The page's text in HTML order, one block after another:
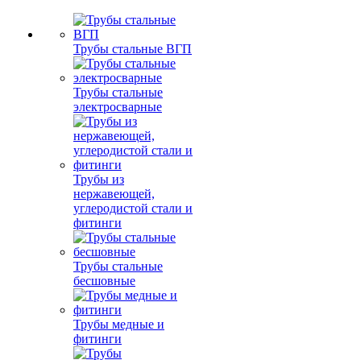
Трубы стальные ВГП
Трубы стальные
электросварные
Трубы из
нержавеющей,
углеродистой стали и
фитинги
Трубы стальные
бесшовные
Трубы медные и
фитинги